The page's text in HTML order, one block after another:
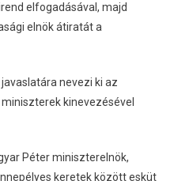
elfogadásával, majd
elnök átiratát a
nevezi ki az
kinevezésével
Péter miniszterelnök,
keretek között esküt